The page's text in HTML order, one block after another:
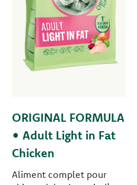
ORIGINAL FORMULA
• Adult Light in Fat
Chicken
Aliment complet pour